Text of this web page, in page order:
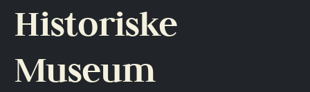
Historiske
Museum